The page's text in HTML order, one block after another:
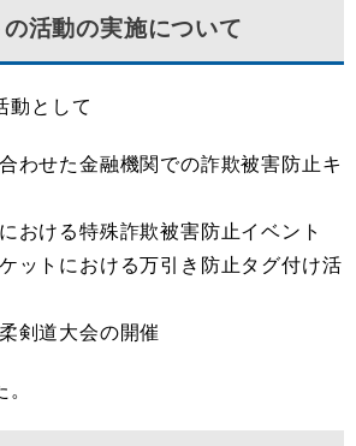
活動の実施について
動として
わせた金融機関での詐欺被害防止キ
おける特殊詐欺被害防止イベント
ットにおける万引き防止タグ付け活
剣道大会の開催